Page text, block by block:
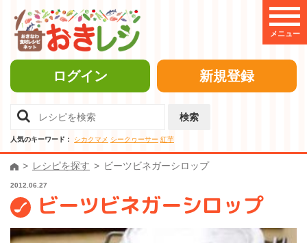
メニュー
ログイン 新規登録
検索
人気のキーワード： シカクマメ シークヮーサー 紅芋
レシピを探す ビーツビネガーシロップ
2012.06.27
ビーツビネガーシロップ